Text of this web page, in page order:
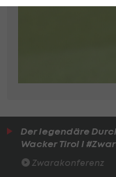
Der legendäre
Wacker Tirol I
Zwarakonferenz